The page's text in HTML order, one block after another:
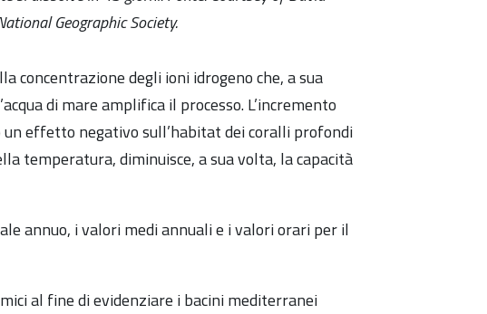
Geographic Society.
concentrazione degli ioni idrogeno che, a sua
di mare amplifica il processo. L’incremento
effetto negativo sull’habitat dei coralli profondi
temperatura, diminuisce, a sua volta, la capacità
annuo, i valori medi annuali e i valori orari per il
al fine di evidenziare i bacini mediterranei